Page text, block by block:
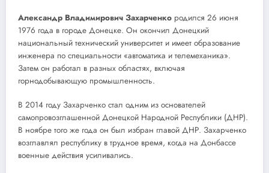
Александр Владимирович Захарченко родился 26 июня
1976 года в городе Донецке. Он окончил Донецкий
национальный технический университет и имеет образование
инженера по специальности «автоматика и телемеханика».
Затем он работал в разных областях, включая
горнодобывающую промышленность.
В 2014 году Захарченко стал одним из основателей
самопровозглашенной Донецкой Народной Республики (ДНР).
В ноябре того же года он был избран главой ДНР. Захарченко
возглавлял республику в трудное время, когда на Донбассе
военные действия усиливались.